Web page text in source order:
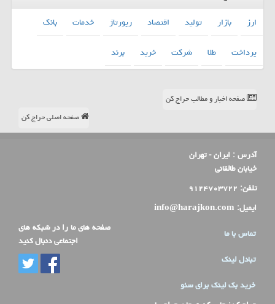
ارز بازار تولید اقتصاد رپورتاژ خدمات
بانك
پرداخت
طلا شركت خرید برند
صفحه اخبار و مطالب حراج کن
صفحه اصلی حراج کن
آدرس : ایران - تهران
خیابان طالقانی
تلفن: ۹۱۲۴۷۰۳۷۲۲
ایمیل: info@harajkon.com
تماس با ما
تبادل لینک
خرید بک لینک برای سئو
صفحه های ما را در شبکه های
اجتماعی دنبال کنید